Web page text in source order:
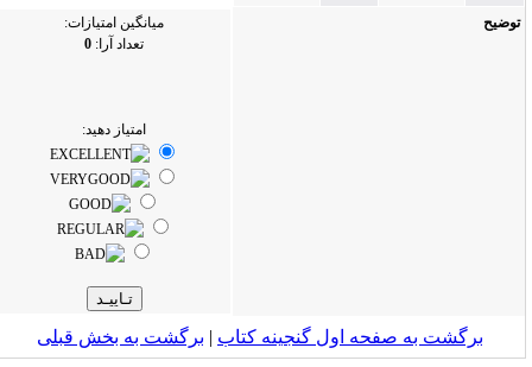
توضیح
میانگین امتیازات:
تعداد آرا: 0
امتیاز دهید:
برگشت به صفحه اول گنجینه کتاب‌| برگشت به بخش قبلى